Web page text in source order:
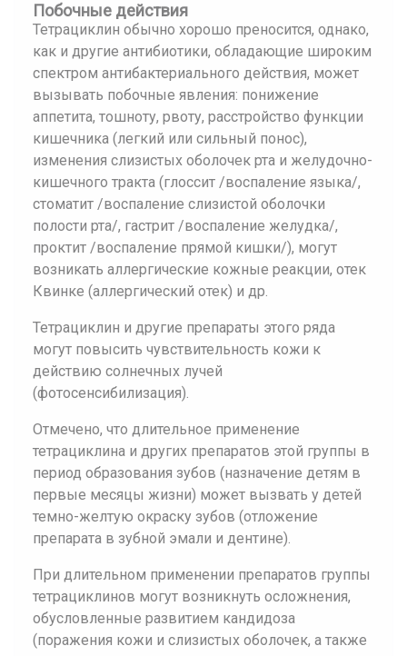
Побочные действия
Тетрациклин обычно хорошо преносится, однако,
как и другие антибиотики, обладающие широким
спектром антибактериального действия, может
вызывать побочные явления: понижение
аппетита, тошноту, рвоту, расстройство функции
кишечника (легкий или сильный понос),
изменения слизистых оболочек рта и желудочно-
кишечного тракта (глоссит /воспаление языка/,
стоматит /воспаление слизистой оболочки
полости рта/, гастрит /воспаление желудка/,
проктит /воспаление прямой кишки/), могут
возникать аллергические кожные реакции, отек
Квинке (аллергический отек) и др.
Тетрациклин и другие препараты этого ряда
могут повысить чувствительность кожи к
действию солнечных лучей
(фотосенсибилизация).
Отмечено, что длительное применение
тетрациклина и других препаратов этой группы в
период образования зубов (назначение детям в
первые месяцы жизни) может вызвать у детей
темно-желтую окраску зубов (отложение
препарата в зубной эмали и дентине).
При длительном применении препаратов группы
тетрациклинов могут возникнуть осложнения,
обусловленные развитием кандидоза
(поражения кожи и слизистых оболочек, а также